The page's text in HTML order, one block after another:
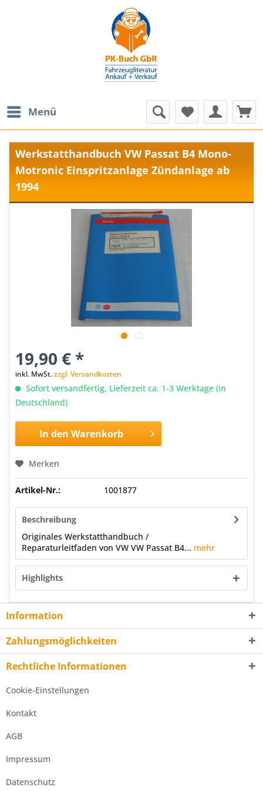
Menü
Werkstatthandbuch VW Passat B4 Mono-
Motronic Einspritzanlage Zündanlage ab
1994
19,90 € *
inkl. MwSt.zzgl. Versandkosten
Sofort versandfertig, Lieferzeit ca. 1-3 Werktage (in
Deutschland)
In den Warenkorb
Merken
Artikel-Nr.: 1001877
Beschreibung
Originales Werkstatthandbuch /
Reparaturleitfaden von VW VW Passat B4... mehr
Highlights
Information
Zahlungsmöglichkeiten
Rechtliche Informationen
Cookie-Einstellungen
Kontakt
AGB
Impressum
Datenschutz